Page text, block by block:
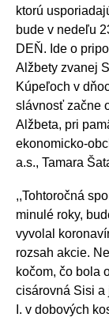
ktorú
bude v nedeľu
DEŇ. Ide o
Alžbety zvanej
Kúpeľoch v
slávnosť začne
Alžbeta, pri
ekonomicko-
a.s., Tamara
,,Tohtoročná
minulé roky,
vyvolal
rozsah akcie.
kočom, čo bola
cisárovná Sisi a
I. v dobových